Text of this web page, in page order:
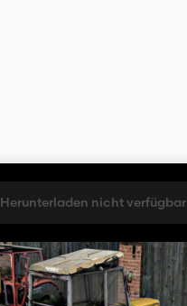
Herunterladen nicht verfügbar